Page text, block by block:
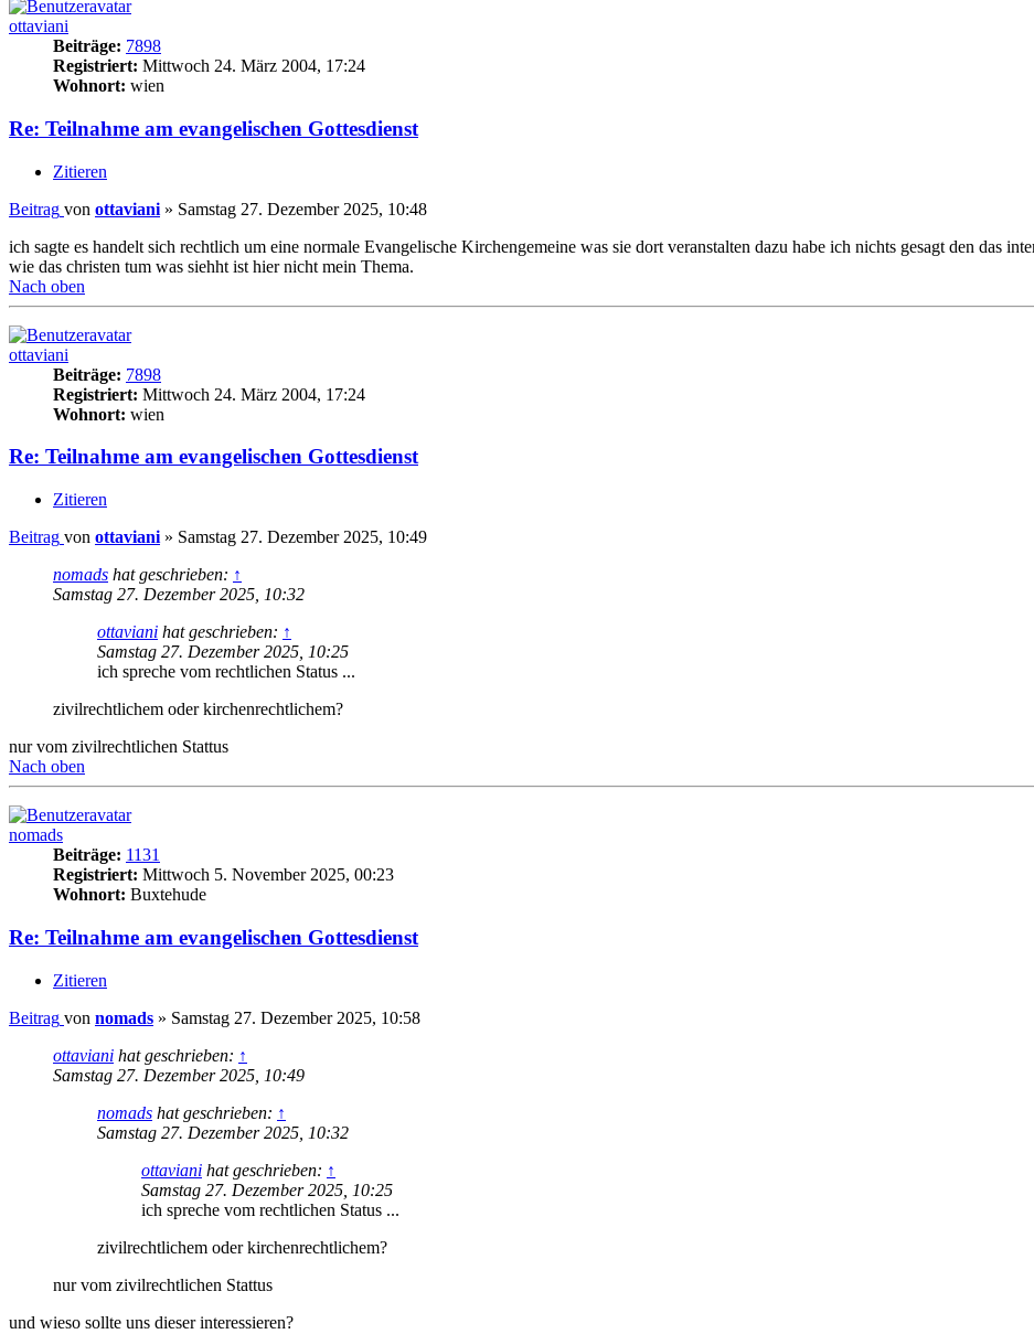
ottaviani
Beiträge: 7898
Registriert: Mittwoch 24. März 2004, 17:24
Wohnort: wien
Re: Teilnahme am evangelischen Gottesdienst
Zitieren
Beitrag von ottaviani » Samstag 27. Dezember 2025, 10:48
ich sagte es handelt sich rechtlich um eine normale Evangelische Kirchengemeine was sie dort veranstalten dazu habe ich nichts gesagt den das
wie das christen tum was siehht ist hier nicht mein Thema.
Nach oben
ottaviani
Beiträge: 7898
Registriert: Mittwoch 24. März 2004, 17:24
Wohnort: wien
Re: Teilnahme am evangelischen Gottesdienst
Zitieren
Beitrag von ottaviani » Samstag 27. Dezember 2025, 10:49
nomads hat geschrieben: ↑
Samstag 27. Dezember 2025, 10:32
ottaviani hat geschrieben: ↑
Samstag 27. Dezember 2025, 10:25
ich spreche vom rechtlichen Status ...
zivilrechtlichem oder kirchenrechtlichem?
nur vom zivilrechtlichen Stattus
Nach oben
nomads
Beiträge: 1131
Registriert: Mittwoch 5. November 2025, 00:23
Wohnort: Buxtehude
Re: Teilnahme am evangelischen Gottesdienst
Zitieren
Beitrag von nomads » Samstag 27. Dezember 2025, 10:58
ottaviani hat geschrieben: ↑
Samstag 27. Dezember 2025, 10:49
nomads hat geschrieben: ↑
Samstag 27. Dezember 2025, 10:32
ottaviani hat geschrieben: ↑
Samstag 27. Dezember 2025, 10:25
ich spreche vom rechtlichen Status ...
zivilrechtlichem oder kirchenrechtlichem?
nur vom zivilrechtlichen Stattus
und wieso sollte uns dieser interessieren?